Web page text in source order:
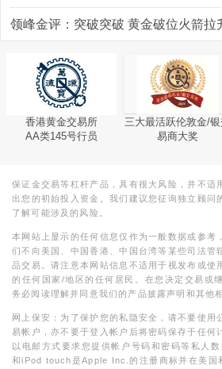
领峰金评：突破突破 黄金破位火箭拉
香港黄金交易所
AA类145号行员
三大最活跃伦敦金/银
易商大奖
保证金交易等杠杆产品，具有很大风险，并不适
出您的初始投入资金。我们建议您征询独立顾问
了解可能涉及的风险。
本网站上显示的任何信息仅作为一般数据或参考
们不向美国、中国香港、中国台湾等某些司法管
品交易。请注意本网站信息不适用于视发布或使
的任何国家/地区的任何居民。在您决定交易或
务必阅读理解并同意我们的产品披露声明和其他
网上保安：为了保护您的私隐安全，请不要使用
易帐户，亦不要于登入帐户后将密码保存于任何
以电邮方式要求您提供帐户号码和密码等私人
和iPod touch是Apple Inc.的注册商标并在美国